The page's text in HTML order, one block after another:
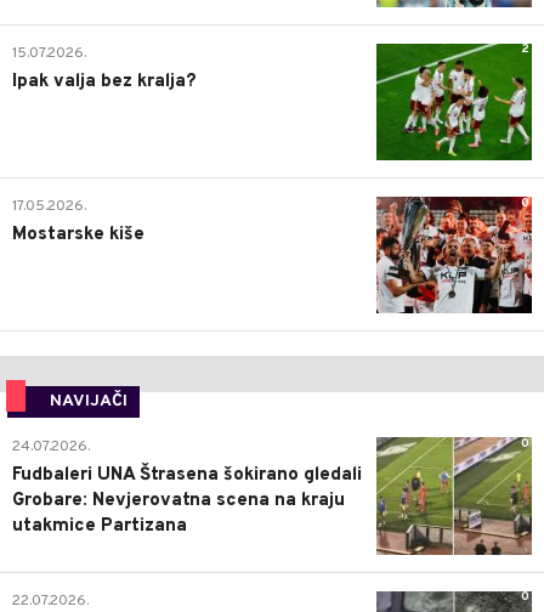
2
15.07.2026.
Ipak valja bez kralja?
0
17.05.2026.
Mostarske kiše
NAVIJAČI
0
24.07.2026.
Fudbaleri UNA Štrasena šokirano gledali
Grobare: Nevjerovatna scena na kraju
utakmice Partizana
0
22.07.2026.